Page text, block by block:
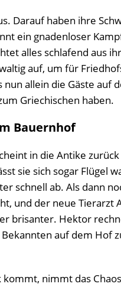
Darauf haben ihre
ein gnadenloser
alles schlafend aus
auf, um für
allein die Gäste auf
Griechischen haben.
Bauernhof
in die Antike
sie sich sogar Flügel
schnell ab. Als dann
und der neue Tierarzt
brisanter. Hektor
auf dem Hof
nimmt das